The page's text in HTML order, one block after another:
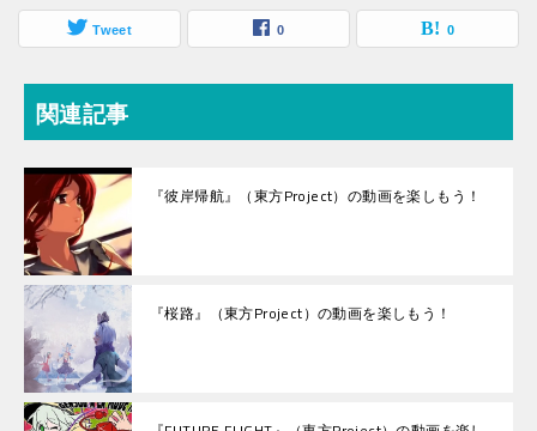
Tweet 0 0
関連記事
『彼岸帰航』（東方Project）の動画を楽しもう！
『桜路』（東方Project）の動画を楽しもう！